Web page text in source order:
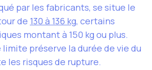
par les fabricants, se situe le
de 130 à 136 kg, certains
montant à 150 kg ou plus.
préserve la durée de vie du
les risques de rupture.